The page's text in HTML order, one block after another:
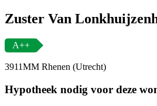
Zuster Van
A++
3911MM Rhenen (Utrecht)
Hypotheek nodig voor deze